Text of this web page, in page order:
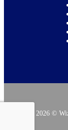
Copyright 2026 ©